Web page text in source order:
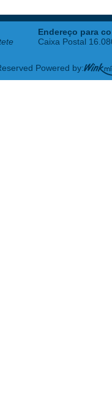
Endereço para
Caixa Postal
Powered by: